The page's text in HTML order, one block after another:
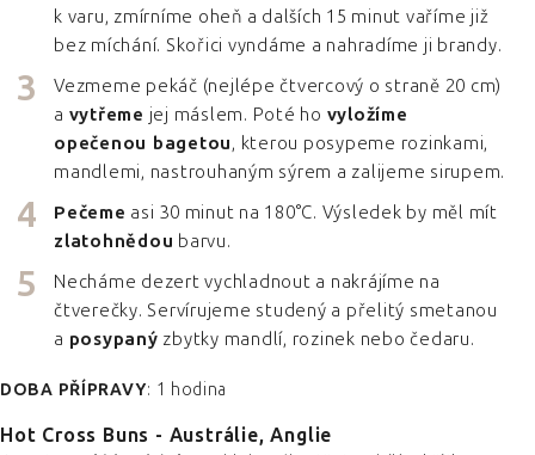
k varu, zmírníme oheň a dalších 15 minut vaříme již
bez míchání. Skořici vyndáme a nahradíme ji brandy.
Vezmeme pekáč (nejlépe čtvercový o straně 20 cm)
a vytřeme jej máslem. Poté ho vyložíme
opečenou bagetou, kterou posypeme rozinkami,
mandlemi, nastrouhaným sýrem a zalijeme sirupem.
Pečeme asi 30 minut na 180°C. Výsledek by měl mít
zlatohnědou barvu.
Necháme dezert vychladnout a nakrájíme na
čtverečky. Servírujeme studený a přelitý smetanou
a posypaný zbytky mandlí, rozinek nebo čedaru.
DOBA PŘÍPRAVY: 1 hodina
Hot Cross Buns - Austrálie, Anglie